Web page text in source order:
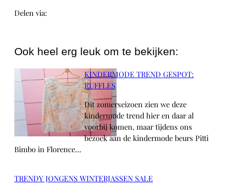
Delen via:
Ook heel erg leuk om te bekijken:
KINDERMODE TREND GESPOT:
RUFFLES
Dit zomerseizoen zien we deze
kindermode trend hier en daar al
voorbij komen, maar tijdens ons
bezoek aan de kindermode beurs Pitti
Bimbo in Florence…
TRENDY JONGENS WINTERJASSEN SALE